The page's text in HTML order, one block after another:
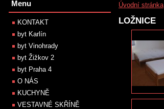
Úvodní stránka
LOŽNICE
Menu
KONTAKT
byt Karlín
byt Vinohrady
byt Žižkov 2
byt Praha 4
O NÁS
KUCHYNĚ
VESTAVNÉ SKŘÍNĚ